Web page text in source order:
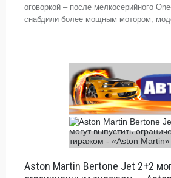
оговоркой – после мелкосерийного
снабдили более мощным мотором,
Aston Martin Bertone Jet 2+2